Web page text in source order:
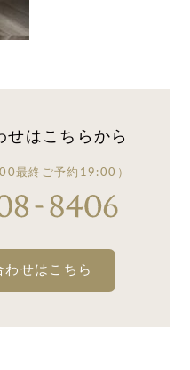
せはこちらから
最終ご予約19:00）
わせはこちら